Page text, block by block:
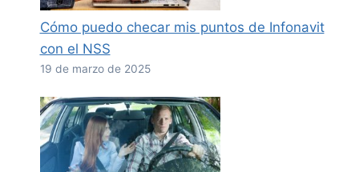
Cómo puedo checar mis puntos de Infonavit
con el NSS
19 de marzo de 2025